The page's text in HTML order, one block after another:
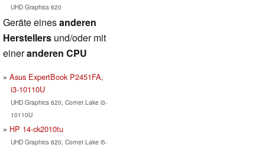
UHD Graphics 620
Geräte einesanderen
Herstellers und/oder mit
eineranderen CPU
Asus ExpertBook P2451FA,
i3-10110U
UHD Graphics 620, Comet Lake i3-
10110U
HP 14-ck2010tu
UHD Graphics 620, Comet Lake i5-